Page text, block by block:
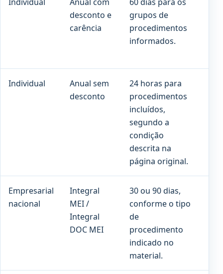
desconto e
carência
grupos de
procedimentos
informados.
Individual
Anual sem
desconto
24 horas para
procedimentos
incluídos,
segundo a
condição
descrita na
página original.
Empresarial
nacional
Integral
MEI /
Integral
DOC MEI
30 ou 90 dias,
conforme o tipo
de
procedimento
indicado no
material.